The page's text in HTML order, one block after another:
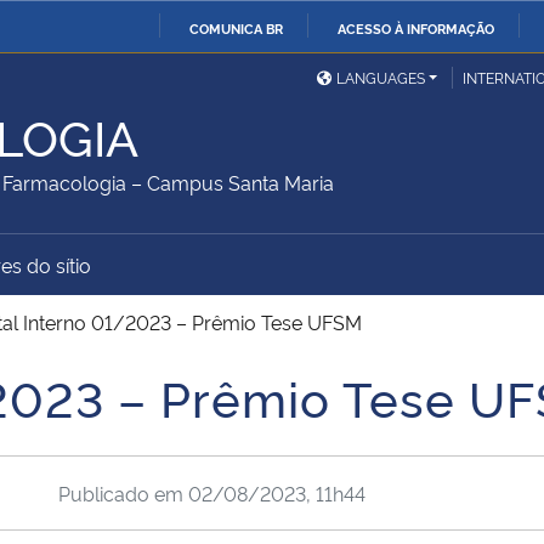
COMUNICA BR ACESSO À INFORMAÇÃO
Ministério da Defesa
Ministério das Relações
Exteriores
Ministério da Cidadania
Ministério do
Desenvolvimento Regional
União
Advocacia-Geral da União Banco Central do Brasil
LANGUAGES
– Campus Santa Maria
do sítio
Interno 01/2023 – Prêmio Tese UFSM
– Prêmio Tese
Publicado em 02/08/2023, 11h44